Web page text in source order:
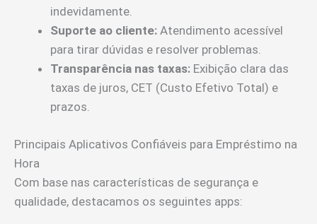
indevidamente.
Suporte ao cliente: Atendimento acessível
para tirar dúvidas e resolver problemas.
Transparência nas taxas: Exibição clara das
taxas de juros, CET (Custo Efetivo Total) e
prazos.
Principais Aplicativos Confiáveis para Empréstimo na
Hora
Com base nas características de segurança e
qualidade, destacamos os seguintes apps: